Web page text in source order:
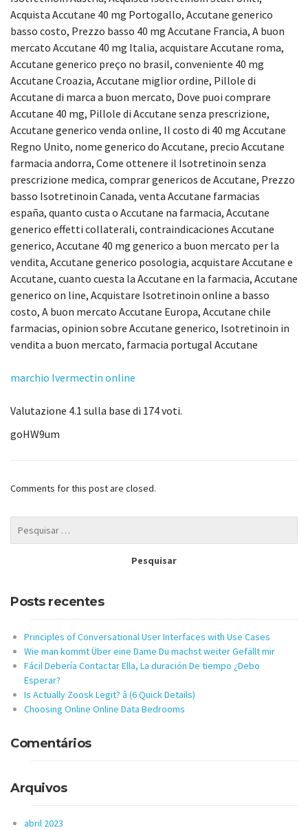
Acquista Accutane 40 mg Portogallo, Accutane generico
basso costo, Prezzo basso 40 mg Accutane Francia, A buon
mercato Accutane 40 mg Italia, acquistare Accutane roma,
Accutane generico preço no brasil, conveniente 40 mg
Accutane Croazia, Accutane miglior ordine, Pillole di
Accutane di marca a buon mercato, Dove puoi comprare
Accutane 40 mg, Pillole di Accutane senza prescrizione,
Accutane generico venda online, Il costo di 40 mg Accutane
Regno Unito, nome generico do Accutane, precio Accutane
farmacia andorra, Come ottenere il Isotretinoin senza
prescrizione medica, comprar genericos de Accutane, Prezzo
basso Isotretinoin Canada, venta Accutane farmacias
españa, quanto custa o Accutane na farmacia, Accutane
generico effetti collaterali, contraindicaciones Accutane
generico, Accutane 40 mg generico a buon mercato per la
vendita, Accutane generico posologia, acquistare Accutane e
Accutane, cuanto cuesta la Accutane en la farmacia, Accutane
generico on line, Acquistare Isotretinoin online a basso
costo, A buon mercato Accutane Europa, Accutane chile
farmacias, opinion sobre Accutane generico, Isotretinoin in
vendita a buon mercato, farmacia portugal Accutane
marchio Ivermectin online
Valutazione 4.1 sulla base di 174voti.
goHW9um
Comments for this post are closed.
Posts recentes
Principles of Conversational User Interfaces with Use Cases
Wie man kommt Über eine Dame Du machst weiter Gefällt mir
Fácil Debería Contactar Ella, La duración De tiempo ¿Debo
Esperar?
Is Actually Zoosk Legit? â (6 Quick Details)
Choosing Online Online Data Bedrooms
Comentários
Arquivos
abril 2023